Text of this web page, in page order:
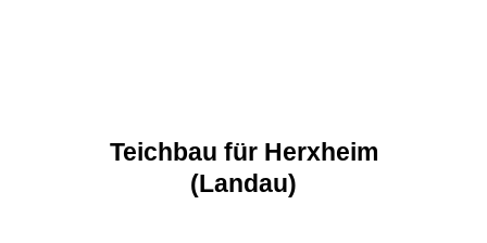
Teichbau für Herxheim
(Landau)